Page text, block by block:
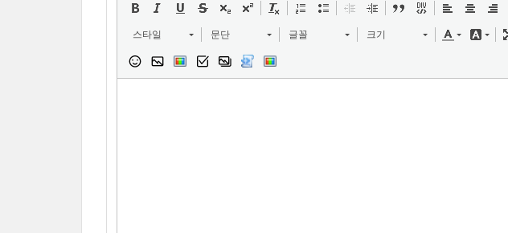
스타일 문단 글꼴 크기